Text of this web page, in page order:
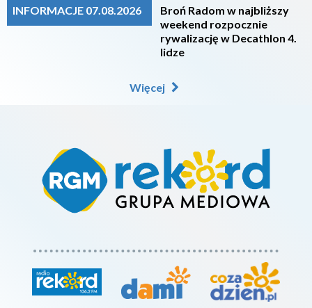
INFORMACJE 07.08.2026
Broń Radom w najbliższy
weekend rozpocznie
rywalizację w Decathlon 4.
lidze
Więcej